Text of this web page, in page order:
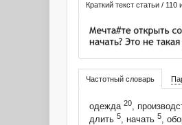
Краткий текст статьи /
Частотный словарь
одежда 20,
длить 5, начать 5,